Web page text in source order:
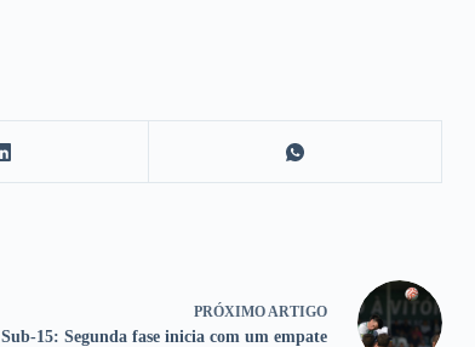
PRÓXIMO ARTIGO
Sub-15: Segunda fase inicia com um empate